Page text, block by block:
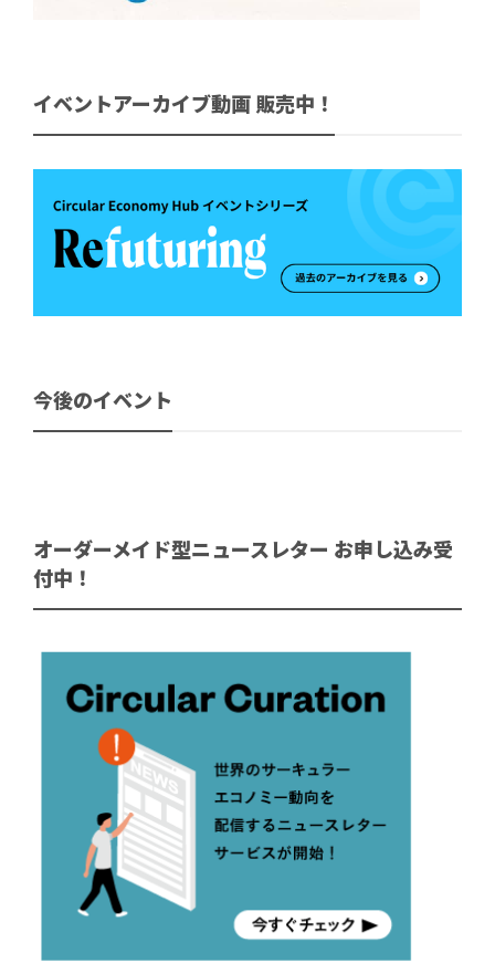
イベントアーカイブ動画 販売中！
今後のイベント
オーダーメイド型ニュースレター お申し込み受
付中！